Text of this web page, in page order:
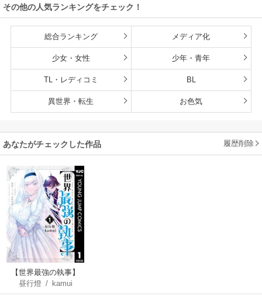
その他の人気ランキングをチェック！
総合ランキング メディア化
少女・女性 少年・青年
TL・レディコミ BL
異世界・転生 お色気
あなたがチェックした作品 履歴削除
【世界最強の執事】
ブラック職場を追放
された俺、氷の令嬢
昼行燈 / kamui